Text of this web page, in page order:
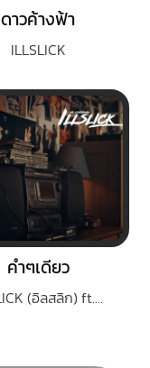
ดาวค้างฟ้า
ILLSLICK
คำๆเดียว
ILLSLICK (อิลสลิก) ft.LILY